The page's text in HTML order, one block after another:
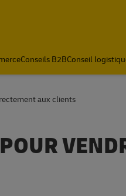
Conseils B2BConseil
aux clients